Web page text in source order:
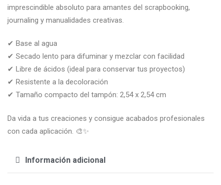
imprescindible absoluto para amantes del scrapbooking,
journaling y manualidades creativas.
✔ Base al agua
✔ Secado lento para difuminar y mezclar con facilidad
✔ Libre de ácidos (ideal para conservar tus proyectos)
✔ Resistente a la decoloración
✔ Tamaño compacto del tampón: 2,54 x 2,54 cm
Da vida a tus creaciones y consigue acabados profesionales
con cada aplicación. 🎨✨
Información adicional